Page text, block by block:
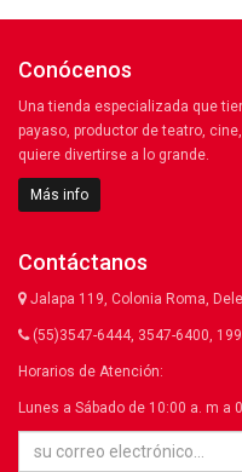
Conócenos
Una tienda especializada que
payaso, productor de teatro,
quiere divertirse a lo grande.
Más info
Contáctanos
Jalapa 119, Colonia Roma,
(55)3547-6444, 3547-6400,
Horarios de Atención:
Lunes a Sábado de 10:00 a. m a